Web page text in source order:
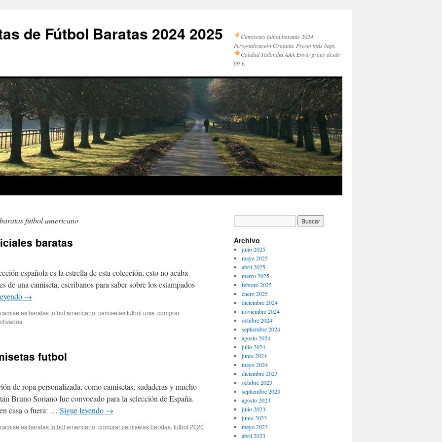
de Fútbol Baratas 2024 2025
Camisetas futbol baratas 2024
Personalización Gratuita. Precio más bajo.
Calidad Tailandia AAA Envío gratis desde
69 €.
futbol americano
baratas
española es la estrella de esta colección, esto no acaba
de una camiseta, escribanos para saber sobre los estampados
→
camisetas baratas futbol americano, camisetas futbol urss, comprar
en
oficialesfutbol
de ropa personalizada, como camisetas, sudaderas y mucho
Bruno Soriano fue convocado para la selección de España.
casa o fuera: … Sigue leyendo →
camisetas baratas futbol americano, comprar camisetas baratas, futbol 2020
Archivo
julio 2025
mayo 2025
abril 2025
marzo 2025
febrero 2025
enero 2025
diciembre 2024
noviembre 2024
octubre 2024
septiembre 2024
agosto 2024
julio 2024
junio 2024
mayo 2024
diciembre 2023
octubre 2023
septiembre 2023
agosto 2023
julio 2023
junio 2023
mayo 2023
abril 2023